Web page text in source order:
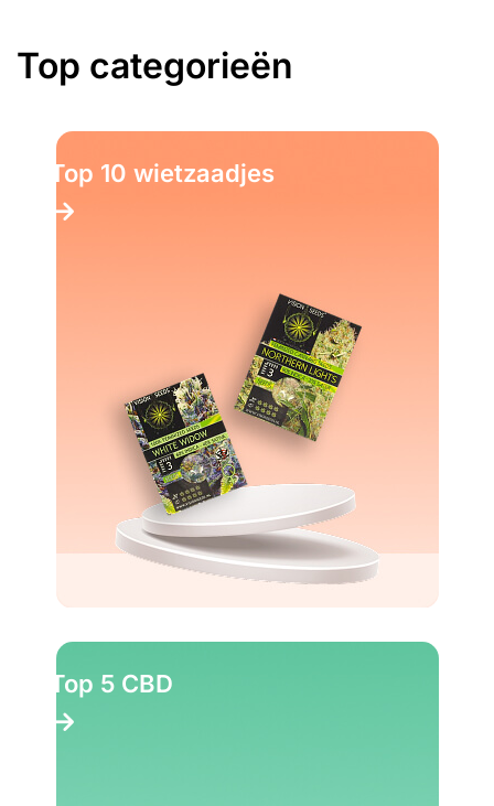
Top categorieën
Top 10 wietzaadjes
Top 5 CBD